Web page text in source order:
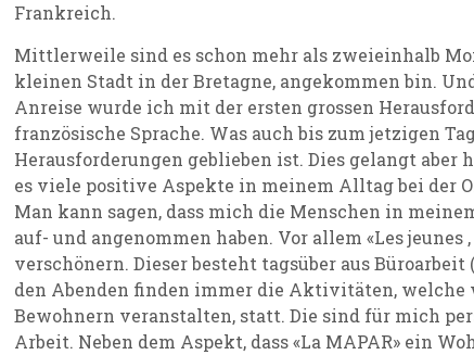
Frankreich.
Mittlerweile sind es schon mehr als zweieinhalb
kleinen Stadt in der Bretagne, angekommen bin.
Anreise wurde ich mit der ersten grossen
französische Sprache. Was auch bis zum jetzigen
Herausforderungen geblieben ist. Dies gelangt
es viele positive Aspekte in meinem Alltag bei der
Man kann sagen, dass mich die Menschen in
auf- und angenommen haben. Vor allem «Les
verschönern. Dieser besteht tagsüber aus
den Abenden finden immer die Aktivitäten,
Bewohnern veranstalten, statt. Die sind für mich
Arbeit. Neben dem Aspekt, dass «La MAPAR» ein